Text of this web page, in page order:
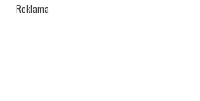
Reklama